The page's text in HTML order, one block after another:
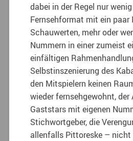
dabei in der Regel nur
Fernsehformat mit ein paar
Schauwerten, mehr oder
Nummern in einer zumeist
einfältigen
Selbstinszenierung des
den Mitspielern keinen
wieder fernsehgewohnt,
Gaststars mit eigenen
Stichwortgeber, die
allenfalls Pittoreske – nicht